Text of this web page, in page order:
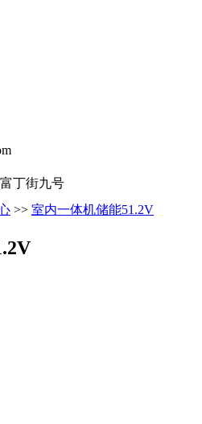
丁街九号
>> 室内一体机储能51.2V